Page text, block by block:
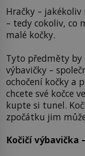
Hračky –
– tedy cokoliv, co
malé kočky.
Tyto předměty
výbavičky –
ochočení kočky a
chcete své kočce
kupte si tunel.
zpočátku jim
Kočičí výbavička